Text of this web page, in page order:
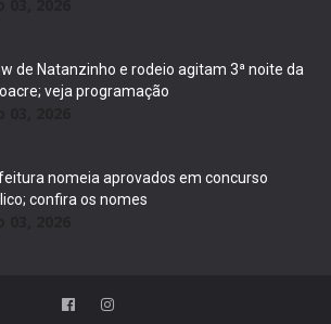
de Natanzinho e rodeio agitam 3ª noite da
veja programação
nomeia aprovados em concurso
confira os nomes